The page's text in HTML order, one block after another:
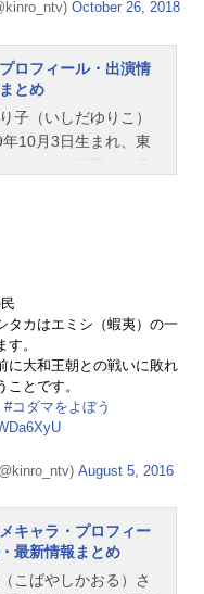
October 26, 2018
ロフィール・出演情
とめ
子（いしだゆりこ）
10月3日生まれ、東
タカはエミシ（蝦夷）の一
。
に大和王朝との戦いに敗れ
とです。
#コダマをよぼう
August 5, 2016
キャラ・プロフィー
最新情報まとめ
こばやしかおる）さ